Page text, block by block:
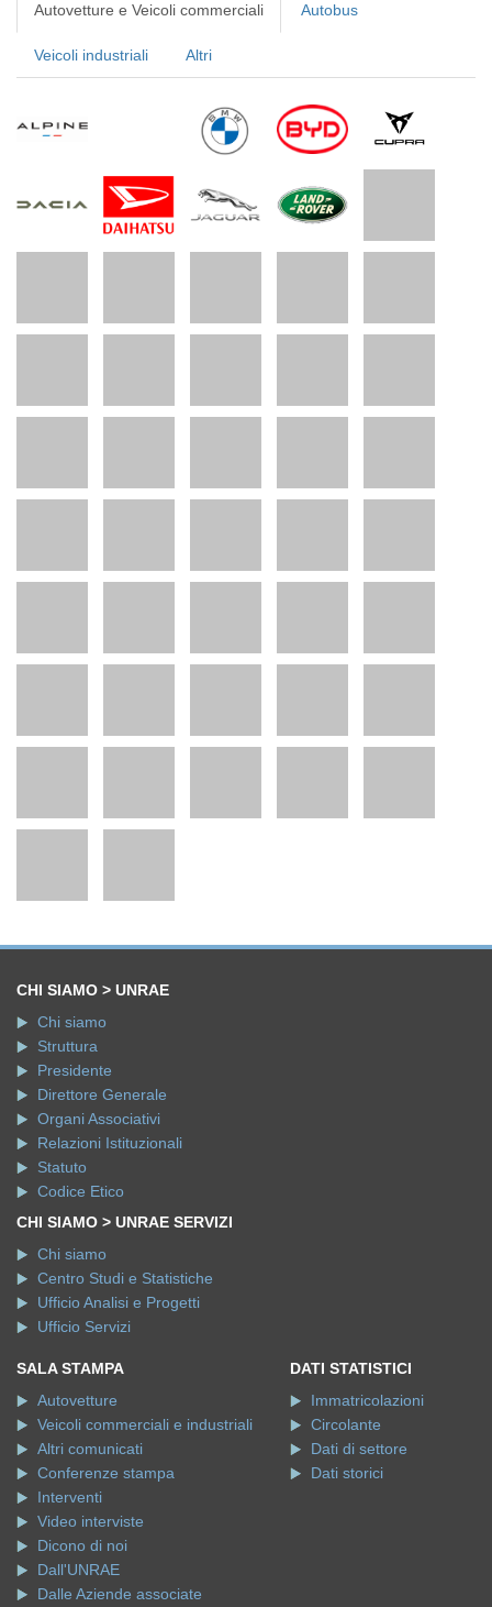
Autovetture e Veicoli commerciali Autobus
Veicoli industriali Altri
CHI SIAMO > UNRAE
Chi siamo
Struttura
Presidente
Direttore Generale
Organi Associativi
Relazioni Istituzionali
Statuto
Codice Etico
CHI SIAMO > UNRAE SERVIZI
Chi siamo
Centro Studi e Statistiche
Ufficio Analisi e Progetti
Ufficio Servizi
SALA STAMPA
Autovetture
Veicoli commerciali e industriali
Altri comunicati
Conferenze stampa
Interventi
Video interviste
Dicono di noi
Dall'UNRAE
Dalle Aziende associate
DATI STATISTICI
Immatricolazioni
Circolante
Dati di settore
Dati storici